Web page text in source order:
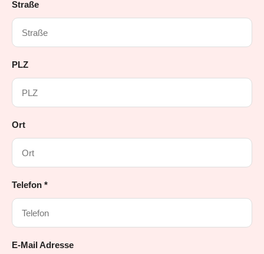
Straße
PLZ
Ort
Telefon *
E-Mail Adresse